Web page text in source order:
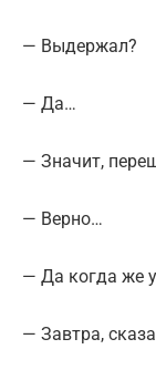
— Выдержал?
— Да…
— Значит,
— Верно…
— Да когда же
— Завтра,